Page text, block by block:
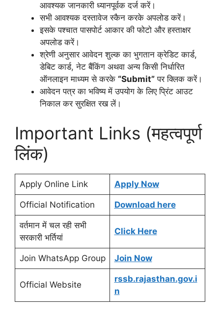
आवश्यक जानकारी ध्यानपूर्वक दर्ज करें।
सभी आवश्यक दस्तावेज स्कैन करके अपलोड करें।
इसके पश्चात पासपोर्ट आकार की फोटो और हस्ताक्षर
अपलोड करें।
श्रेणी अनुसार आवेदन शुल्क का भुगतान क्रेडिट कार्ड,
डेबिट कार्ड, नेट बैंकिंग अथवा अन्य किसी निर्धारित
ऑनलाइन माध्यम से करके “Submit” पर क्लिक करें।
आवेदन पत्र का भविष्य में उपयोग के लिए प्रिंट आउट
निकाल कर सुरक्षित रख लें।
Important Links (महत्वपूर्ण
लिंक)
Apply Online Link Apply Now
Official Notification Download here
वर्तमान में चल रही सभी
सरकारी भर्तियां
Click Here
Join WhatsApp Group Join Now
Official Website
rssb.rajasthan.gov.i
n